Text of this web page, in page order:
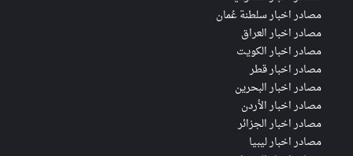
مصادر اخبار سلطنة عُمان
مصادر اخبار العراق
مصادر اخبار الكويت
مصادر اخبار قطر
مصادر اخبار البحرين
مصادر اخبار الأردن
مصادر اخبار الجزائر
مصادر اخبار ليبيا